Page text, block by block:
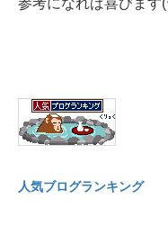
参考になれば喜びます
人気ブログランキング